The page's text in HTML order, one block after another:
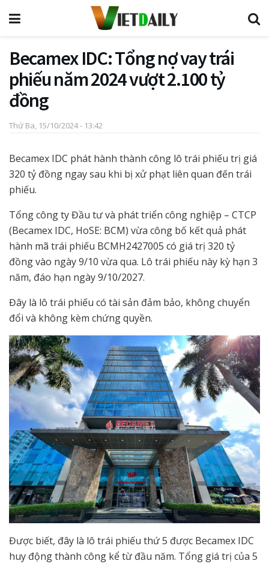
Becamex IDC: Tổng nợ vay trái
phiếu năm 2024 vượt 2.100 tỷ
đồng
Thứ Ba, 15/10/2024 - 13:42
Becamex IDC phát hành thành công lô trái phiếu trị giá
320 tỷ đồng ngay sau khi bị xử phạt liên quan đến trái
phiếu.
Tổng công ty Đầu tư và phát triển công nghiệp – CTCP
(Becamex IDC, HoSE: BCM) vừa công bố kết quả phát
hành mã trái phiếu BCMH2427005 có giá trị 320 tỷ
đồng vào ngày 9/10 vừa qua. Lô trái phiếu này kỳ hạn 3
năm, đáo hạn ngày 9/10/2027.
Đây là lô trái phiếu có tài sản đảm bảo, không chuyển
đổi và không kèm chứng quyền.
Được biết, đây là lô trái phiếu thứ 5 được Becamex IDC
huy động thành công kể từ đầu năm. Tổng giá trị của 5